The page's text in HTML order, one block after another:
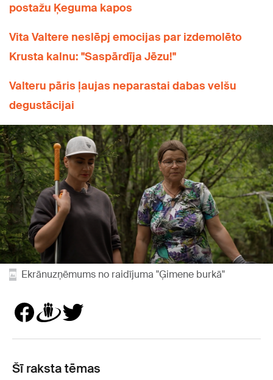
postažu Ķeguma kapos
Vita Valtere neslēpj emocijas par izdemolēto
Krusta kalnu: "Saspārdīja Jēzu!"
Valteru pāris ļaujas neparastai dabas velšu
degustācijai
Ekrānuzņēmums no raidījuma "Ģimene burkā"
Šī raksta tēmas